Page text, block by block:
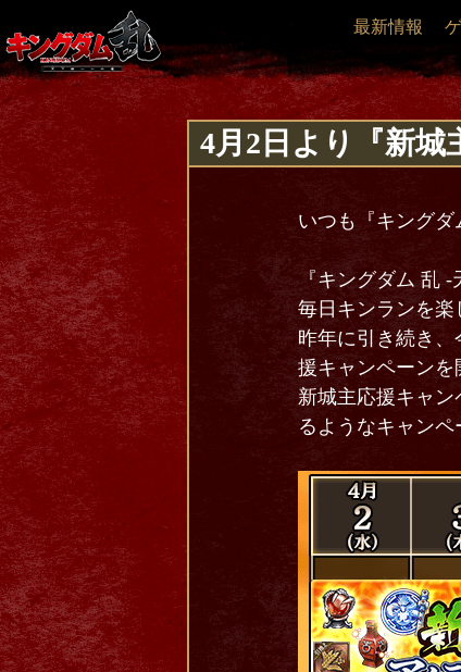
最新情報
4月2日より『新城
いつも『キングダ
『キングダム 乱
毎日キンランを楽
昨年に引き続き
援キャンペーンを
新城主応援キャ
るようなキャン